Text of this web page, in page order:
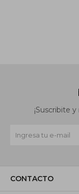
CONTACTO
¡Suscribite